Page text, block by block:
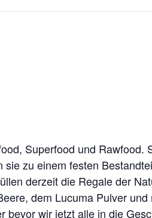
Superfood und Rawfood.
zu einem festen
derzeit die Regale der
dem Lucuma Pulver
bevor wir jetzt alle in die